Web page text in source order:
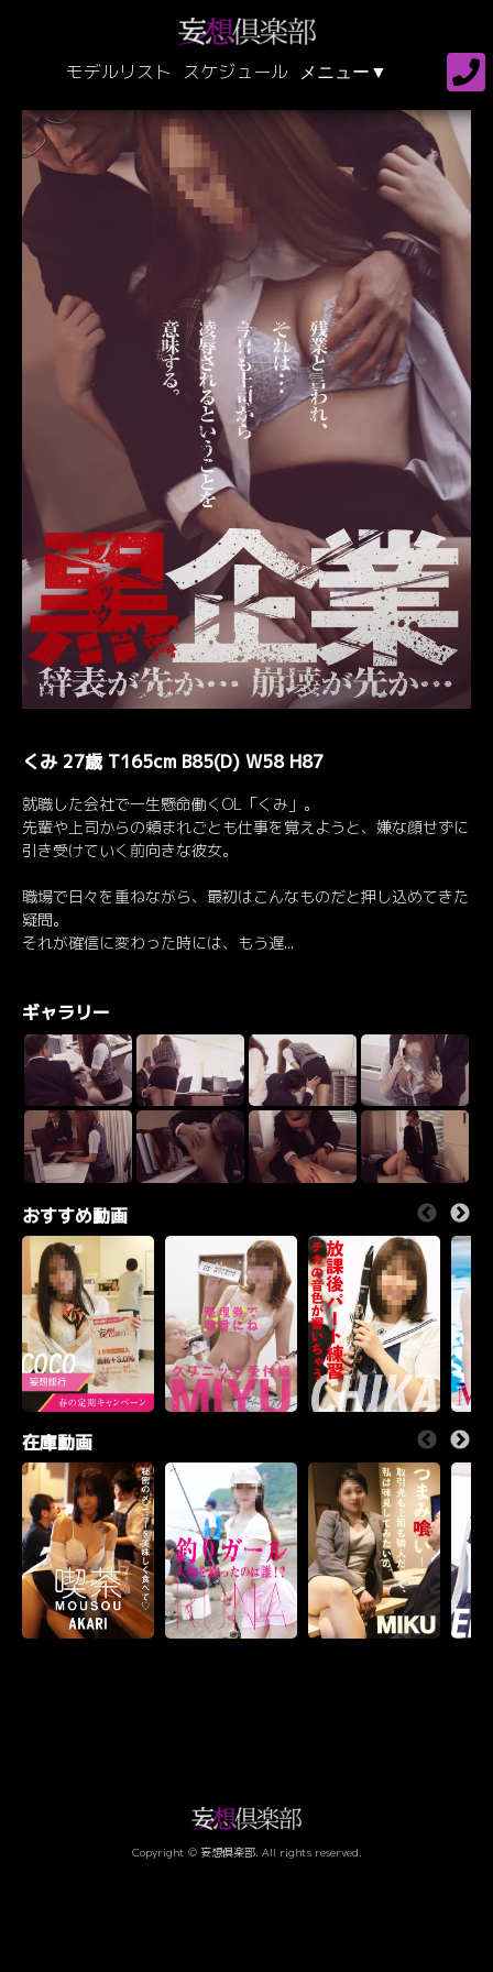
モデルリスト スケジュール
くみ 27歳 T165cm B85(D) W58 H87
就職した会社で一生懸命働くOL「くみ」。
先輩や上司からの頼まれごとも仕事を覚えようと、嫌な顔せずに
引き受けていく前向きな彼女。
職場で日々を重ねながら、最初はこんなものだと押し込めてきた
疑問。
それが確信に変わった時には、もう遅...
ギャラリー
おすすめ動画
在庫動画
Copyright © 妄想倶楽部. All rights reserved.